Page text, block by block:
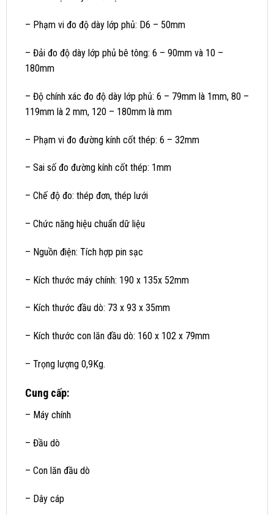
– Phạm vi đo độ dày lớp phủ: D6 – 50mm
– Đải đo độ dày lớp phủ bê tông: 6 – 90mm và 10 –
180mm
– Độ chính xác đo độ dày lớp phủ: 6 – 79mm là 1mm, 80 –
119mm là 2 mm, 120 – 180mm là mm
– Phạm vi đo đường kính cốt thép: 6 – 32mm
– Sai số đo đường kính cốt thép: 1mm
– Chế độ đo: thép đơn, thép lưới
– Chức năng hiệu chuẩn dữ liệu
– Nguồn điện: Tích hợp pin sạc
– Kích thước máy chính: 190 x 135x 52mm
– Kích thước đầu dò: 73 x 93 x 35mm
– Kích thước con lăn đầu dò: 160 x 102 x 79mm
– Trọng lượng 0,9Kg.
Cung cấp:
– Máy chính
– Đầu dò
– Con lăn đầu dò
– Dây cáp